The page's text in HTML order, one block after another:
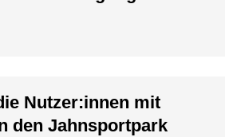
Nutzer:innen mit
den Jahnsportpark